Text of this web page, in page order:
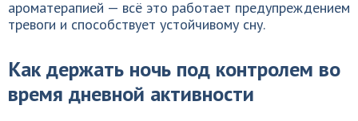
ароматерапией — всё это работает предупреждением
тревоги и способствует устойчивому сну.
Как держать ночь под контролем во
время дневной активности